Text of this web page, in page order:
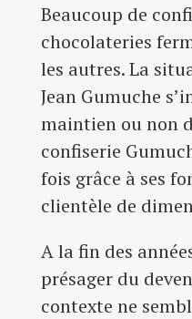
Beaucoup de
chocolateries
les autres. La
Jean Gumuche
maintien ou non
confiserie
fois grâce à ses
clientèle de
A la fin des
présager du
contexte ne